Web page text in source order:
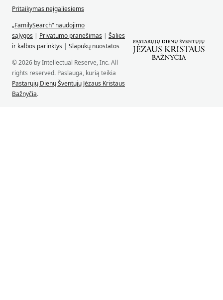
Pritaikymas neįgaliesiems
„FamilySearch“ naudojimo
sąlygos | Privatumo pranešimas | Šalies
ir kalbos parinktys | Slapukų nuostatos
© 2026 by Intellectual Reserve, Inc. All
rights reserved. Paslauga, kurią teikia
Pastarųjų Dienų Šventųjų Jėzaus Kristaus
Bažnyčia.